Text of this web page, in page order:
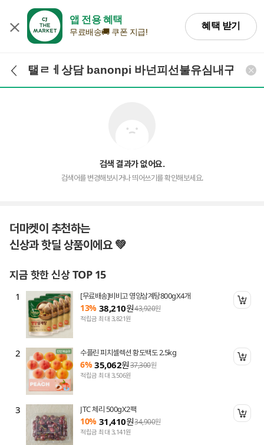
앱 전용 혜택
무료배송🚚 쿠폰 지급!
혜택 받기
검색어 입력 검
검색 결과가 없어요.
검색어를 변경해보시거나 띄어쓰기를 확인해보세요.
더마켓이 추천하는
신상과 핫딜 상품이에요 💚
지금 핫한 신상 TOP 15
담기
담기
담기
1 [무료배송]비비고 영양삼계탕800gX4개
13% 38,210원43,920원
적립금 최대 3,821원
2 수플린 피치셀렉션 황도백도 2.5kg
6% 35,062원37,300원
적립금 최대 3,506원
3 JTC 체리 500gX2팩
10% 31,410원34,900원
적립금 최대 3,141원